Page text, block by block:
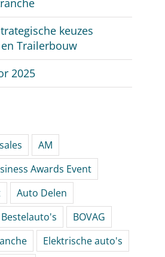
keuzes
Trailerbouw
2025
AM
Awards Event
Auto Delen
Bestelauto's
BOVAG
Elektrische auto's